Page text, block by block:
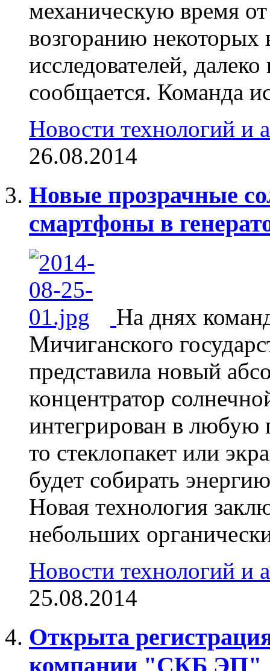
механическую время
возгоранию некоторых
исследователей,
сообщается. Команда
Новости технологий и
26.08.2014
Новые прозрачные
смартфоны в
На днях
Мичиганского
представила новый
концентратор
интегрирован в любую
то стеклопакет или
будет собирать
Новая технология
небольших
Новости технологий и
25.08.2014
Открыта
компании "СКБ ЭП"